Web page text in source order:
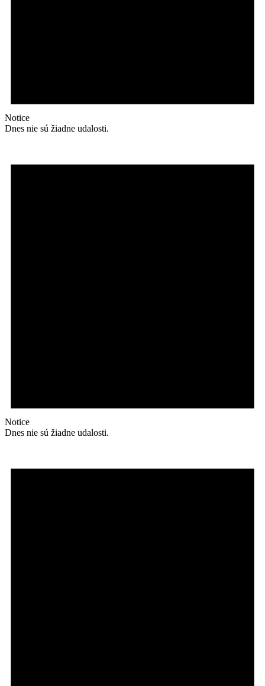
Notice
Dnes nie sú žiadne udalosti.
Notice
Dnes nie sú žiadne udalosti.